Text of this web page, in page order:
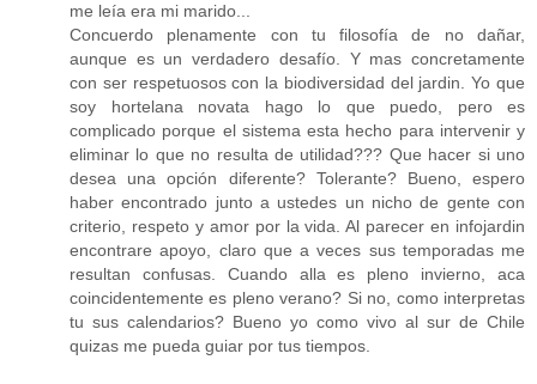
me leía era mi marido...
Concuerdo plenamente con tu filosofía de no dañar,
aunque es un verdadero desafío. Y mas concretamente
con ser respetuosos con la biodiversidad del jardin. Yo que
soy hortelana novata hago lo que puedo, pero es
complicado porque el sistema esta hecho para intervenir y
eliminar lo que no resulta de utilidad??? Que hacer si uno
desea una opción diferente? Tolerante? Bueno, espero
haber encontrado junto a ustedes un nicho de gente con
criterio, respeto y amor por la vida. Al parecer en infojardin
encontrare apoyo, claro que a veces sus temporadas me
resultan confusas. Cuando alla es pleno invierno, aca
coincidentemente es pleno verano? Si no, como interpretas
tu sus calendarios? Bueno yo como vivo al sur de Chile
quizas me pueda guiar por tus tiempos.